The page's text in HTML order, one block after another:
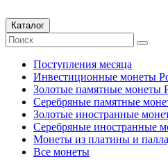
Каталог
Поступления месяца
Инвестиционные монеты
Золотые памятные монеты
Серебряные памятные
Золотые иностранные
Серебряные иностранные
Монеты из платины и
Все монеты